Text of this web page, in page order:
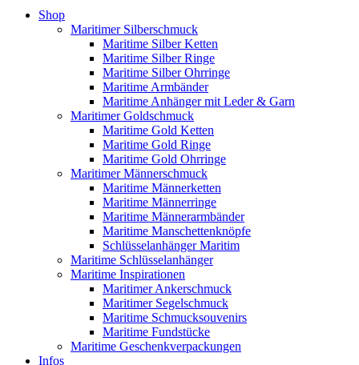
Shop
Maritimer Silberschmuck
Maritime Silber Ketten
Maritime Silber Ringe
Maritime Silber Ohrringe
Maritime Armbänder
Maritime Anhänger mit Leder & Garn
Maritimer Goldschmuck
Maritime Gold Ketten
Maritime Gold Ringe
Maritime Gold Ohrringe
Maritimer Männerschmuck
Maritime Männerketten
Maritime Männerringe
Maritime Männerarmbänder
Maritime Manschettenknöpfe
Schlüsselanhänger Maritim
Maritime Schlüsselanhänger
Maritime Inspirationen
Maritimer Ankerschmuck
Maritimer Segelschmuck
Maritime Schmucksouvenirs
Maritime Fundstücke
Maritime Geschenkverpackungen
Infos